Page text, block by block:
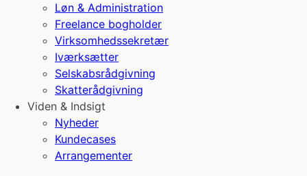
Løn & Administration
Freelance bogholder
Virksomhedssekretær
Iværksætter
Selskabsrådgivning
Skatterådgivning
Viden & Indsigt
Nyheder
Kundecases
Arrangementer